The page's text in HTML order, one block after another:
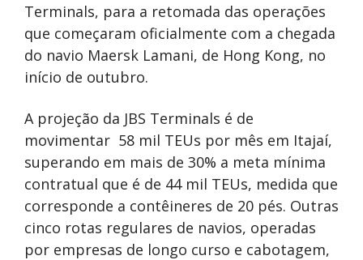
Terminals, para a retomada das operações
que começaram oficialmente com a chegada
do navio Maersk Lamani, de Hong Kong, no
início de outubro.
A projeção da JBS Terminals é de
movimentar 58 mil TEUs por mês em Itajaí,
superando em mais de 30% a meta mínima
contratual que é de 44 mil TEUs, medida que
corresponde a contêineres de 20 pés. Outras
cinco rotas regulares de navios, operadas
por empresas de longo curso e cabotagem,